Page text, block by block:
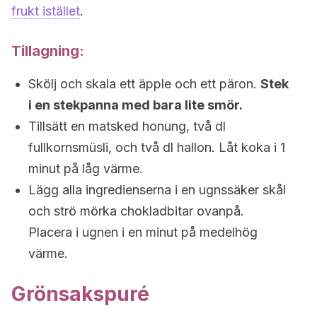
frukt istället.
Tillagning:
Skölj och skala ett äpple och ett päron. Stek
i en stekpanna med bara lite smör.
Tillsätt en matsked honung, två dl
fullkornsmüsli, och två dl hallon. Låt koka i 1
minut på låg värme.
Lägg alla ingredienserna i en ugnssäker skål
och strö mörka chokladbitar ovanpå.
Placera i ugnen i en minut på medelhög
värme.
Grönsakspuré